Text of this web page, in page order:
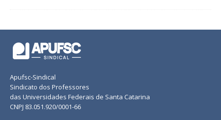
Apufsc-Sindical
Sindicato dos Professores
das Universidades Federais de Santa Catarina
CNPJ 83.051.920/0001-66